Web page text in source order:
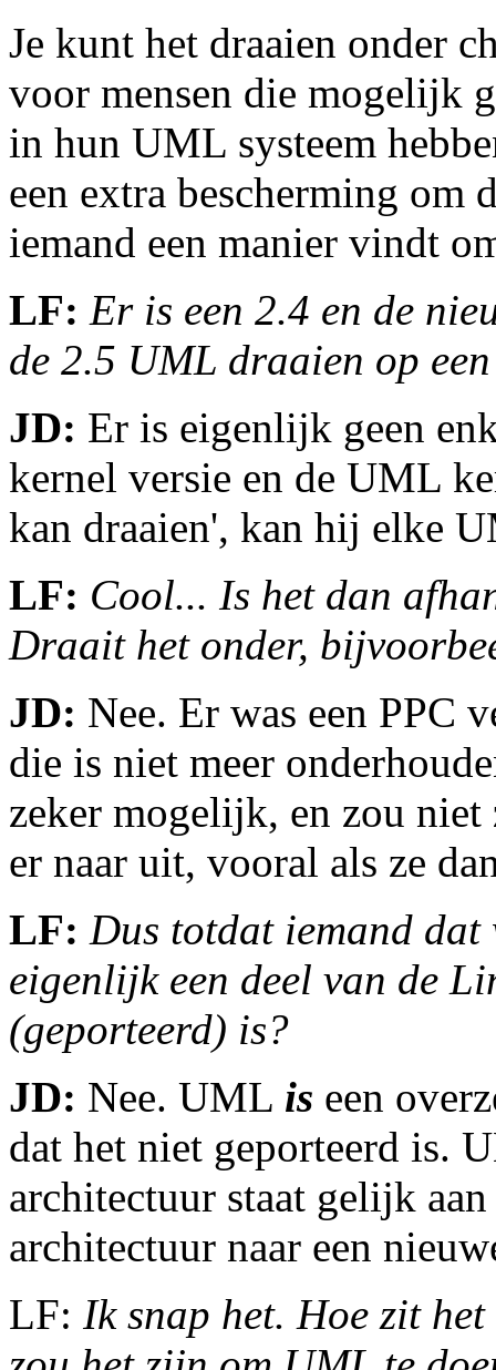
Je kunt het draaien onder
voor mensen die mogelijk
in hun UML systeem
een extra bescherming om
iemand een manier vindt
LF: Er is een 2.4 en de
de 2.5 UML draaien op
JD: Er is eigenlijk geen
kernel versie en de UML
kan draaien', kan hij elke
LF: Cool... Is het dan
Draait het onder,
JD: Nee. Er was een PPC
die is niet meer
zeker mogelijk, en zou
er naar uit, vooral als ze
LF: Dus totdat iemand dat
eigenlijk een deel van de
(geporteerd) is?
JD: Nee. UML is een
dat het niet geporteerd is.
architectuur staat gelijk
architectuur naar een
LF: Ik snap het. Hoe zit